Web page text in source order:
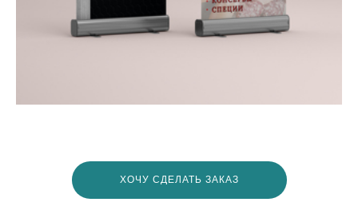
ХОЧУ СДЕЛАТЬ ЗАКАЗ